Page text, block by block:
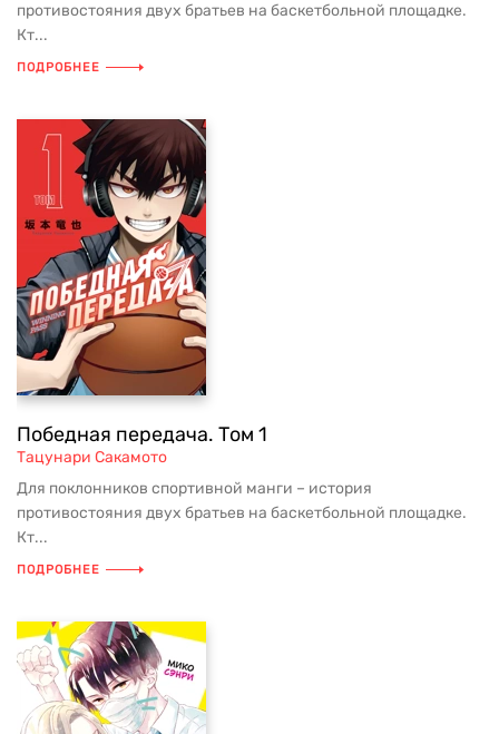
противостояния двух братьев на баскетбольной площадке.
Кт...
ПОДРОБНЕЕ
Победная передача. Том 1
Тацунари Сакамото
Для поклонников спортивной манги – история
противостояния двух братьев на баскетбольной площадке.
Кт...
ПОДРОБНЕЕ